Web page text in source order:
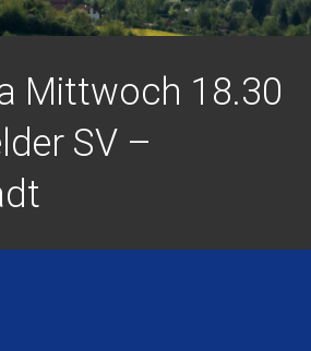
Mittwoch 18.30
SV –